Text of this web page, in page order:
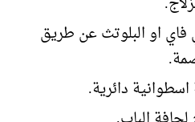
فاي او البلوتث عن طريق
دائرية.